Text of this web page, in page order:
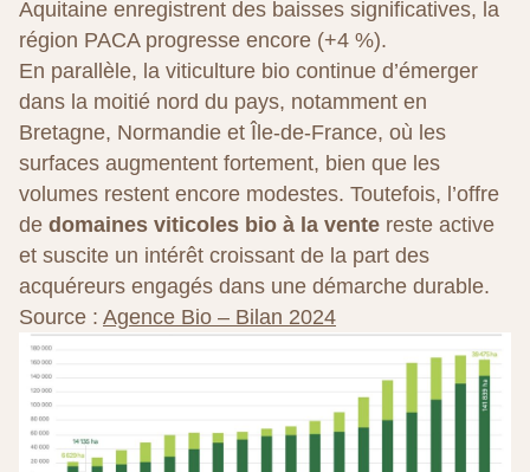
Aquitaine enregistrent des baisses significatives, la
région PACA progresse encore (+4 %).
En parallèle, la viticulture bio continue d’émerger
dans la moitié nord du pays, notamment en
Bretagne, Normandie et Île-de-France, où les
surfaces augmentent fortement, bien que les
volumes restent encore modestes. Toutefois, l’offre
de domaines viticoles bio à la vente reste active
et suscite un intérêt croissant de la part des
acquéreurs engagés dans une démarche durable.
Source : Agence Bio – Bilan 2024